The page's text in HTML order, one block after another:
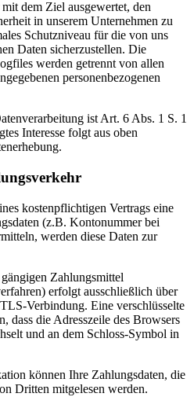
dem Ziel ausgewertet, den
in unserem Unternehmen zu
Schutzniveau für die von uns
Daten sicherzustellen. Die
werden getrennt von allen
personenbezogenen
ist Art. 6 Abs. 1 S. 1
Interesse folgt aus oben
kostenpflichtigen Vertrags eine
(z.B. Kontonummer bei
werden diese Daten zur
Zahlungsmittel
erfolgt ausschließlich über
Verbindung. Eine verschlüsselte
dass die Adresszeile des Browsers
und an dem Schloss-Symbol in
können Ihre Zahlungsdaten, die
Dritten mitgelesen werden.